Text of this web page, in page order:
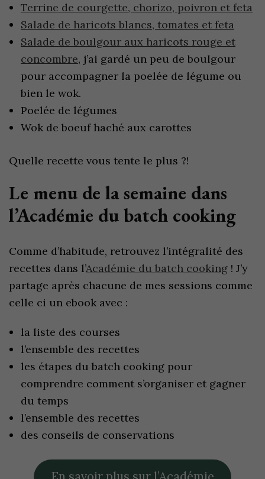
Terrine de courgette, chorizo, poivron et feta
Salade de haricots blancs, tomates et feta
Salade de boulgour aux haricots rouge et
concombre, j’ai gardé un peu de boulgour
pour accompagner la poelée de légume ou
bien le wok.
Poelée de légumes
Wok de boeuf haché aux carottes
Quelle recette vous tente le plus ?!
Le menu de la semaine dans
l’Académie du batch cooking
Comme d’habitude, retrouvez l’intégralité des
recettes dans l’Académie du batch cooking ! J’y
partage après chacune de mes sessions comme
celle ci un ebook avec :
la liste des courses
l’ensemble des recettes
les étapes du batch cooking pour
comprendre comment s’organiser et gagner
du temps
l’ensemble des recettes
des conseils de conservations